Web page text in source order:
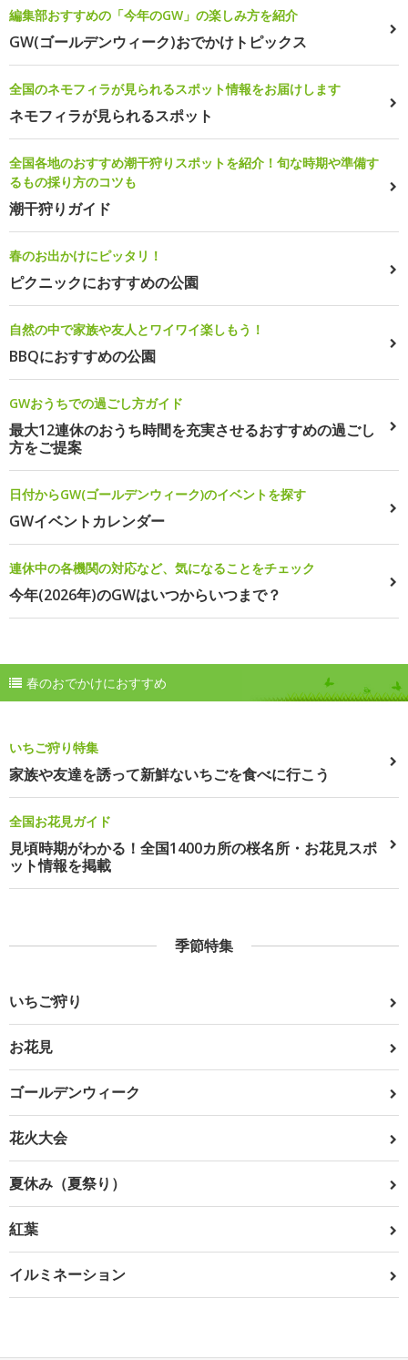
編集部おすすめの「今年のGW」の楽しみ方を紹介
GW(ゴールデンウィーク)おでかけトピックス
全国のネモフィラが見られるスポット情報をお届けします
ネモフィラが見られるスポット
全国各地のおすすめ潮干狩りスポットを紹介！旬な時期や準備す
るもの採り方のコツも
潮干狩りガイド
春のお出かけにピッタリ！
ピクニックにおすすめの公園
自然の中で家族や友人とワイワイ楽しもう！
BBQにおすすめの公園
GWおうちでの過ごし方ガイド
最大12連休のおうち時間を充実させるおすすめの過ごし
方をご提案
日付からGW(ゴールデンウィーク)のイベントを探す
GWイベントカレンダー
連休中の各機関の対応など、気になることをチェック
今年(2026年)のGWはいつからいつまで？
春のおでかけにおすすめ
いちご狩り特集
家族や友達を誘って新鮮ないちごを食べに行こう
全国お花見ガイド
見頃時期がわかる！全国1400カ所の桜名所・お花見スポ
ット情報を掲載
季節特集
いちご狩り
お花見
ゴールデンウィーク
花火大会
夏休み（夏祭り）
紅葉
イルミネーション